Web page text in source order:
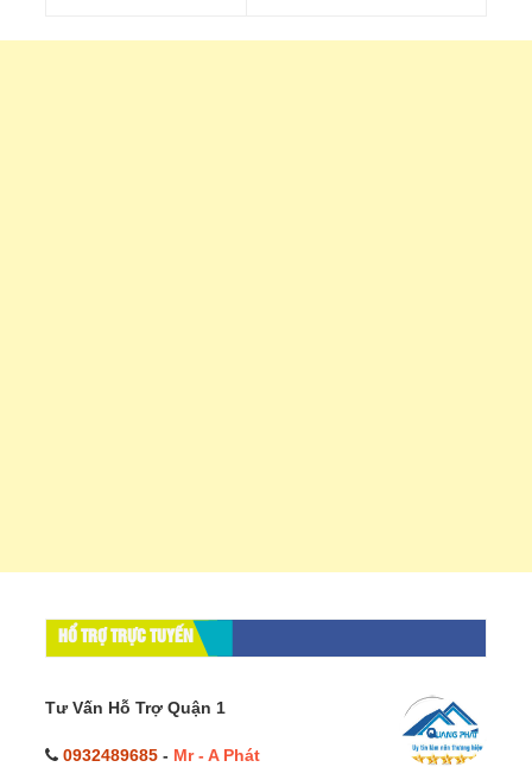
HỔ TRỢ TRỰC TUYẾN
Tư Vấn Hỗ Trợ Quận 1
0932489685 - Mr - A Phát